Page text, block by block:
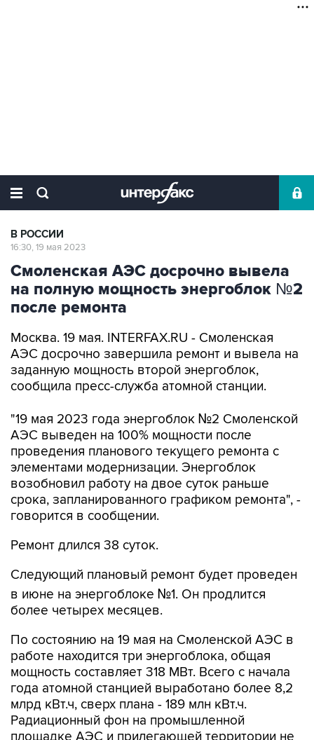
В РОССИИ
16:30, 19 мая 2023
Смоленская АЭС досрочно вывела
на полную мощность энергоблок №2
после ремонта
Москва. 19 мая. INTERFAX.RU - Смоленская
АЭС досрочно завершила ремонт и вывела на
заданную мощность второй энергоблок,
сообщила пресс-служба атомной станции.
"19 мая 2023 года энергоблок №2 Смоленской
АЭС выведен на 100% мощности после
проведения планового текущего ремонта с
элементами модернизации. Энергоблок
возобновил работу на двое суток раньше
срока, запланированного графиком ремонта", -
говорится в сообщении.
Ремонт длился 38 суток.
Следующий плановый ремонт будет проведен
в июне на энергоблоке №1. Он продлится
более четырех месяцев.
По состоянию на 19 мая на Смоленской АЭС в
работе находится три энергоблока, общая
мощность составляет 318 МВт. Всего с начала
года атомной станцией выработано более 8,2
млрд кВт.ч, сверх плана - 189 млн кВт.ч.
Радиационный фон на промышленной